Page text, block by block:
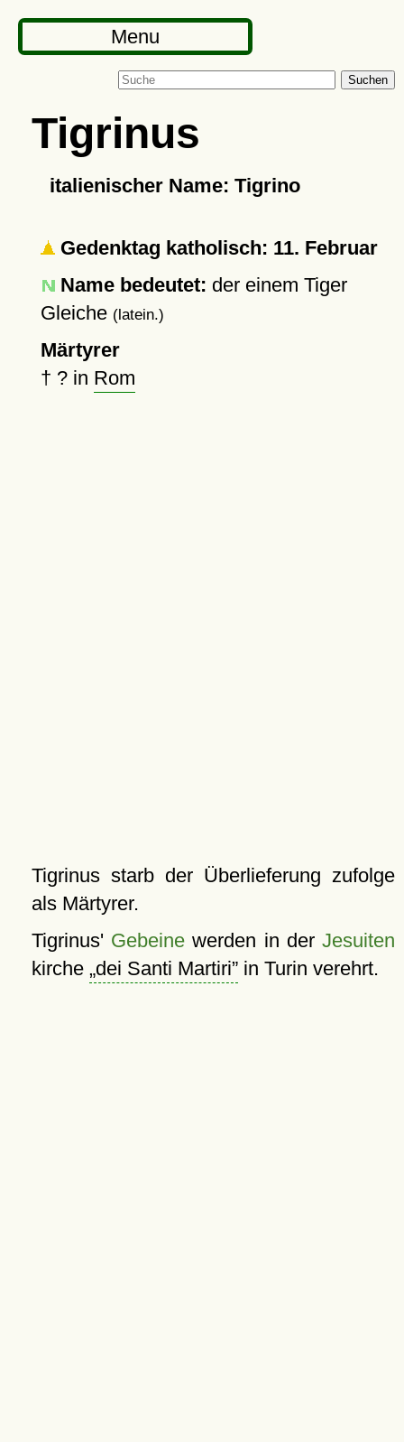
Menu
Suchen
Tigrinus
italienischer Name: Tigrino
Gedenktag katholisch: 11. Februar
Name bedeutet: der einem Tiger
Gleiche (latein.)
Märtyrer
† ?in Rom
Tigrinus starb der Überlieferung zufolge
als Märtyrer.
Tigrinus' Gebeine werden in derJesuiten
kirche dei Santi Martiri in Turin verehrt.